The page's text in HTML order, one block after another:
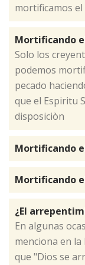
mortificamos el
Mortificando
​Solo los
podemos
pecado
que el Espiritu
disposiciòn
Mortificando
Mortificando
¿El
​En algunas
menciona en la
que "Dios se